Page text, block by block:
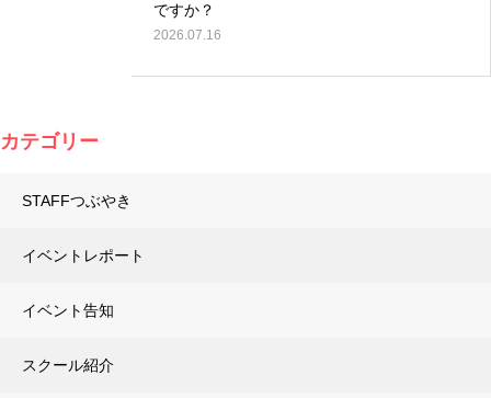
ですか？
2026.07.16
カテゴリー
STAFFつぶやき
イベントレポート
イベント告知
スクール紹介